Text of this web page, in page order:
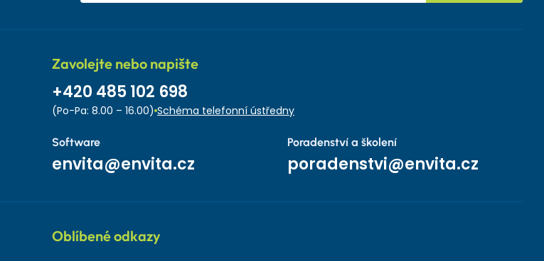
Zavolejte nebo napište
+420 485 102 698
(Po-Pa: 8.00 – 16.00) Schéma telefonní ústředny
Software
envita@envita.cz
Poradenství a školení
poradenstvi@envita.cz
Oblíbené odkazy